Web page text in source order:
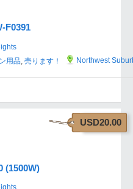
F0391
用品 ,売ります！ Northwest
USD20.00
(1500W)